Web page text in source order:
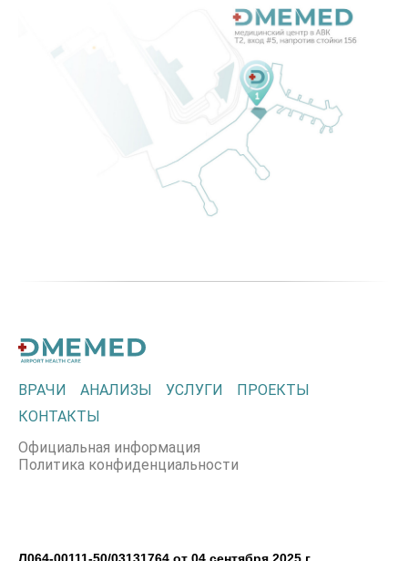
ВРАЧИ АНАЛИЗЫ УСЛУГИ
ПРОЕКТЫ
КОНТАКТЫ
Официальная информация
Политика конфиденциальности